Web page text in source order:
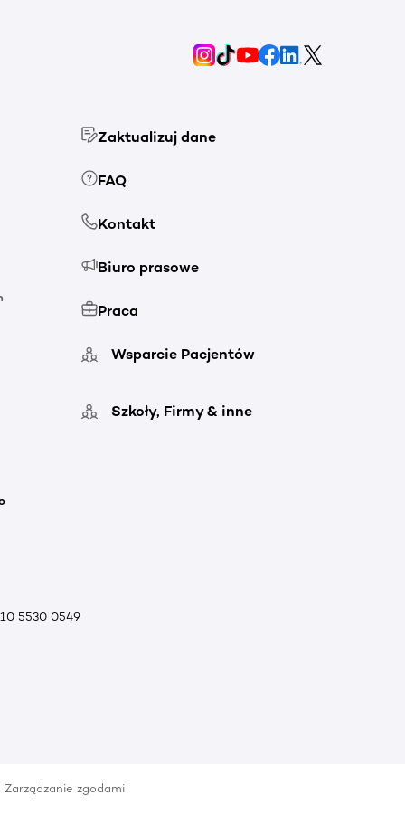
Zaktualizuj dane
FAQ
Kontakt
Biuro prasowe
Praca
Wsparcie Pacjentów
Szkoły, Firmy & inne
5530 0549
Zarządzanie zgodami